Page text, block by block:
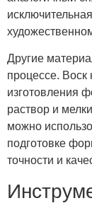
Другие
процессе. Воск
изготовления
раствор и
можно
подготовке
точности и